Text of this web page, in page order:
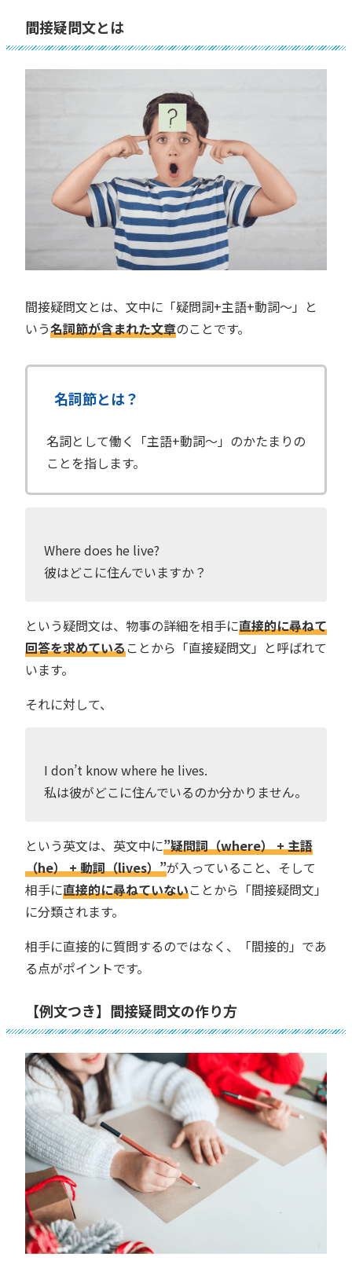
間接疑問文とは
間接疑問文とは、文中に「疑問詞+主語+動詞〜」と
いう名詞節が含まれた文章のことです。
名詞節とは？
名詞として働く「主語+動詞〜」のかたまりの
ことを指します。
Where does he live?
彼はどこに住んでいますか？
という疑問文は、物事の詳細を相手に直接的に尋ねて
回答を求めていることから「直接疑問文」と呼ばれて
います。
それに対して、
I don’t know where he lives.
私は彼がどこに住んでいるのか分かりません。
という英文は、英文中に”疑問詞（where） + 主語
（he） + 動詞（lives）”が入っていること、そして
相手に直接的に尋ねていないことから「間接疑問文」
に分類されます。
相手に直接的に質問するのではなく、「間接的」であ
る点がポイントです。
【例文つき】間接疑問文の作り方